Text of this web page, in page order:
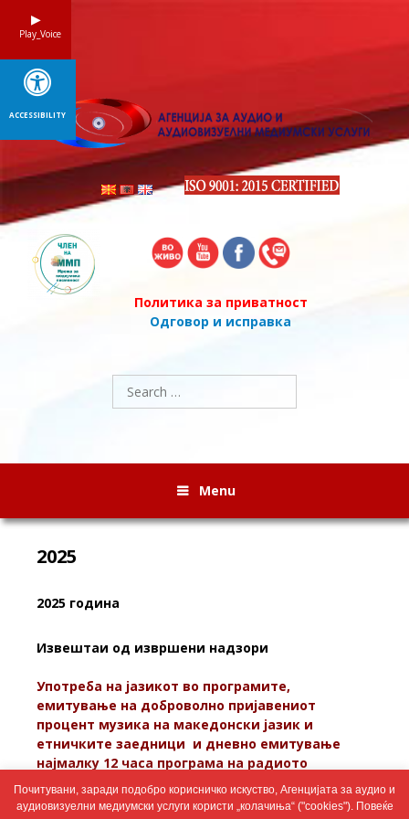
Политика за приватност
Одговор и исправка
Search
for:
Menu
2025
2025 година
Извештаи од извршени надзори
Употреба на јазикот во програмите,
емитување на доброволно пријавениот
процент музика на македонски јазик и
етничките заедници и дневно емитување
најмалку 12 часа програма на радиото
Редовен програмски надзор –
РА ЕФ-ЕМ 90.3
Спортско радио– (член 64, член 80 ставови 7, 8 и 9 и
Почитувани, заради подобро корисничко искуство, Агенцијата за аудио и
аудиовизуелни медиумски услуги користи „колачиња“ ("cookies"). Повеќе
Play_Voice
ACCESSIBILITY